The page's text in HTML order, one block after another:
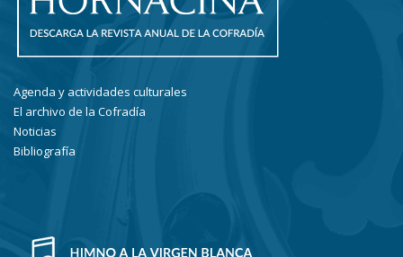
Agenda y actividades culturales
El archivo de la Cofradía
Noticias
Bibliografía